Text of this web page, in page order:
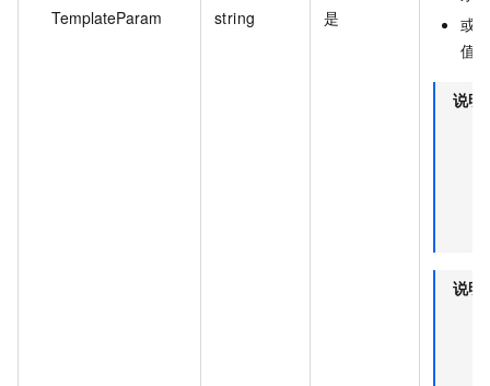
TemplateParam string 是
或
值
说明
说明